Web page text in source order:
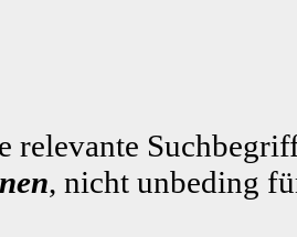
relevante
, nicht unbeding